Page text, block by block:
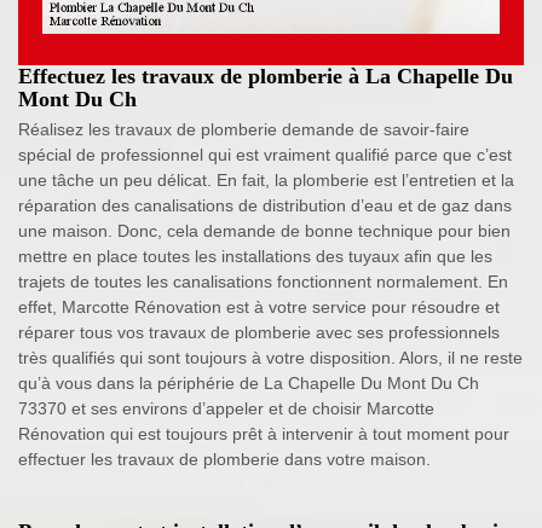
Effectuez les travaux de plomberie à La Chapelle Du
Mont Du Ch
Réalisez les travaux de plomberie demande de savoir-faire
spécial de professionnel qui est vraiment qualifié parce que c’est
une tâche un peu délicat. En fait, la plomberie est l’entretien et la
réparation des canalisations de distribution d’eau et de gaz dans
une maison. Donc, cela demande de bonne technique pour bien
mettre en place toutes les installations des tuyaux afin que les
trajets de toutes les canalisations fonctionnent normalement. En
effet, Marcotte Rénovation est à votre service pour résoudre et
réparer tous vos travaux de plomberie avec ses professionnels
très qualifiés qui sont toujours à votre disposition. Alors, il ne reste
qu’à vous dans la périphérie de La Chapelle Du Mont Du Ch
73370 et ses environs d’appeler et de choisir Marcotte
Rénovation qui est toujours prêt à intervenir à tout moment pour
effectuer les travaux de plomberie dans votre maison.